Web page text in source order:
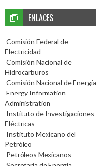
ENLACES
Comisión Federal de
Electricidad
Comisión Nacional de
Hidrocarburos
Comisión Nacional de Energía
Energy Information
Administration
Instituto de Investigaciones
Eléctricas
Instituto Mexicano del
Petróleo
Petróleos Mexicanos